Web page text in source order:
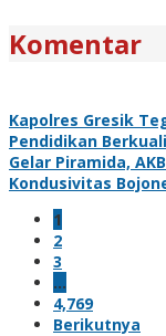
Komentar
Kapolres Gresik
Pendidikan
Gelar Piramida,
Kondusivitas
1
2
3
…
4,769
Berikutnya